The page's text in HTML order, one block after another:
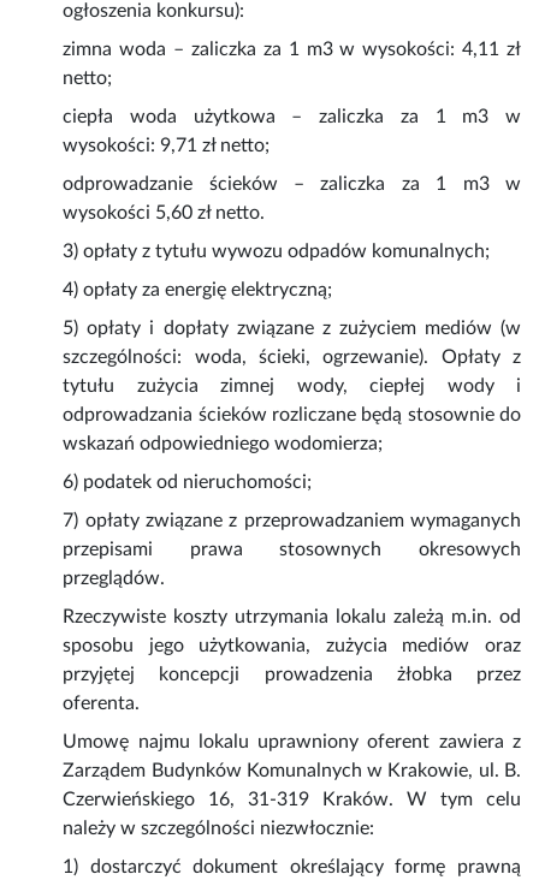
ogłoszenia konkursu):
zimna woda – zaliczka za 1 m3 w wysokości: 4,11 zł
netto;
ciepła woda użytkowa – zaliczka za 1 m3 w
wysokości: 9,71 zł netto;
odprowadzanie ścieków – zaliczka za 1 m3 w
wysokości 5,60 zł netto.
3) opłaty z tytułu wywozu odpadów komunalnych;
4) opłaty za energię elektryczną;
5) opłaty i dopłaty związane z zużyciem mediów (w
szczególności: woda, ścieki, ogrzewanie). Opłaty z
tytułu zużycia zimnej wody, ciepłej wody i
odprowadzania ścieków rozliczane będą stosownie do
wskazań odpowiedniego wodomierza;
6) podatek od nieruchomości;
7) opłaty związane z przeprowadzaniem wymaganych
przepisami prawa stosownych okresowych
przeglądów.
Rzeczywiste koszty utrzymania lokalu zależą m.in. od
sposobu jego użytkowania, zużycia mediów oraz
przyjętej koncepcji prowadzenia żłobka przez
oferenta.
Umowę najmu lokalu uprawniony oferent zawiera z
Zarządem Budynków Komunalnych w Krakowie, ul. B.
Czerwieńskiego 16, 31-319 Kraków. W tym celu
należy w szczególności niezwłocznie:
1) dostarczyć dokument określający formę prawną